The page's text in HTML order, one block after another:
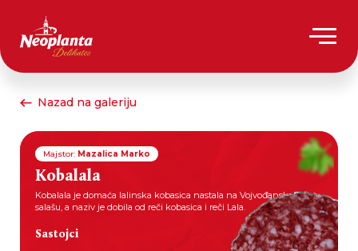
Nazad na galeriju
Majstor: Mazalica Marko
Kobalala
Kobalala je domaća lalinska kobasica nastala na Vojvođanskom
salašu, a naziv je dobila od reči kobasica i reči Lala.
Sastojci